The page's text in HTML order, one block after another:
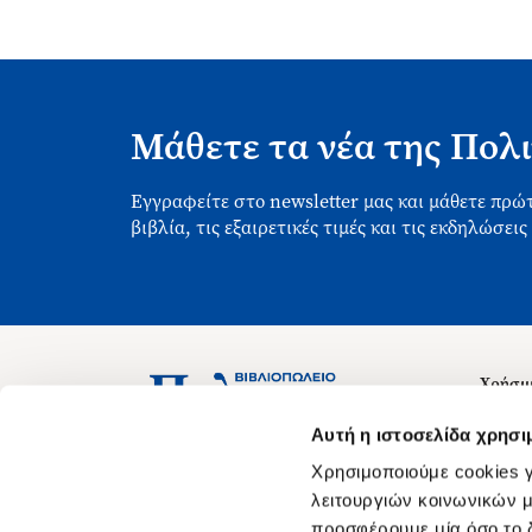
Αυτή η ιστοσελίδα
Χρησιμοποιούμε cookies
λειτουργιών κοινωνικών
Μάθετε τα νέα της
Εγγραφείτε στο newsletter μας και μάθετε
βιβλία, τις εξαιρετικές τιμές και τις
Ασκληπιού 1-3, Αθήνα 106 79